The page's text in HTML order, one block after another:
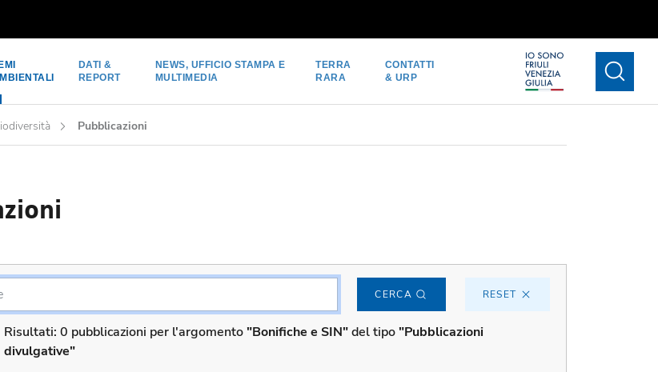
DATI &
REPORT
NEWS, UFFICIO STAMPA E
MULTIMEDIA
TERRA
RARA
CONTATTI
& URP
Pubblicazioni
CERCA RESET
Risultati:0 pubblicazioni per l'argomento"Bonifiche e SIN"del tipo"Pubblicazioni
divulgative"